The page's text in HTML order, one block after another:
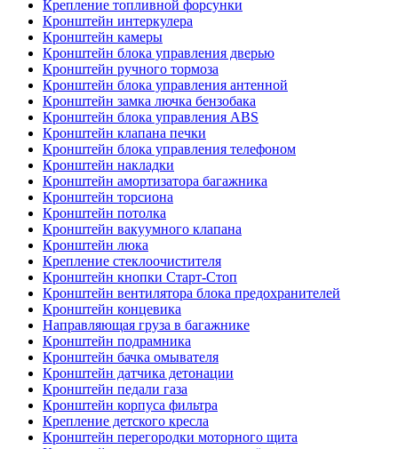
Крепление топливной форсунки
Кронштейн интеркулера
Кронштейн камеры
Кронштейн блока управления дверью
Кронштейн ручного тормоза
Кронштейн блока управления антенной
Кронштейн замка лючка бензобака
Кронштейн блока управления ABS
Кронштейн клапана печки
Кронштейн блока управления телефоном
Кронштейн накладки
Кронштейн амортизатора багажника
Кронштейн торсиона
Кронштейн потолка
Кронштейн вакуумного клапана
Кронштейн люка
Крепление стеклоочистителя
Кронштейн кнопки Старт-Стоп
Кронштейн вентилятора блока предохранителей
Кронштейн концевика
Направляющая груза в багажнике
Кронштейн подрамника
Кронштейн бачка омывателя
Кронштейн датчика детонации
Кронштейн педали газа
Кронштейн корпуса фильтра
Крепление детского кресла
Кронштейн перегородки моторного щита